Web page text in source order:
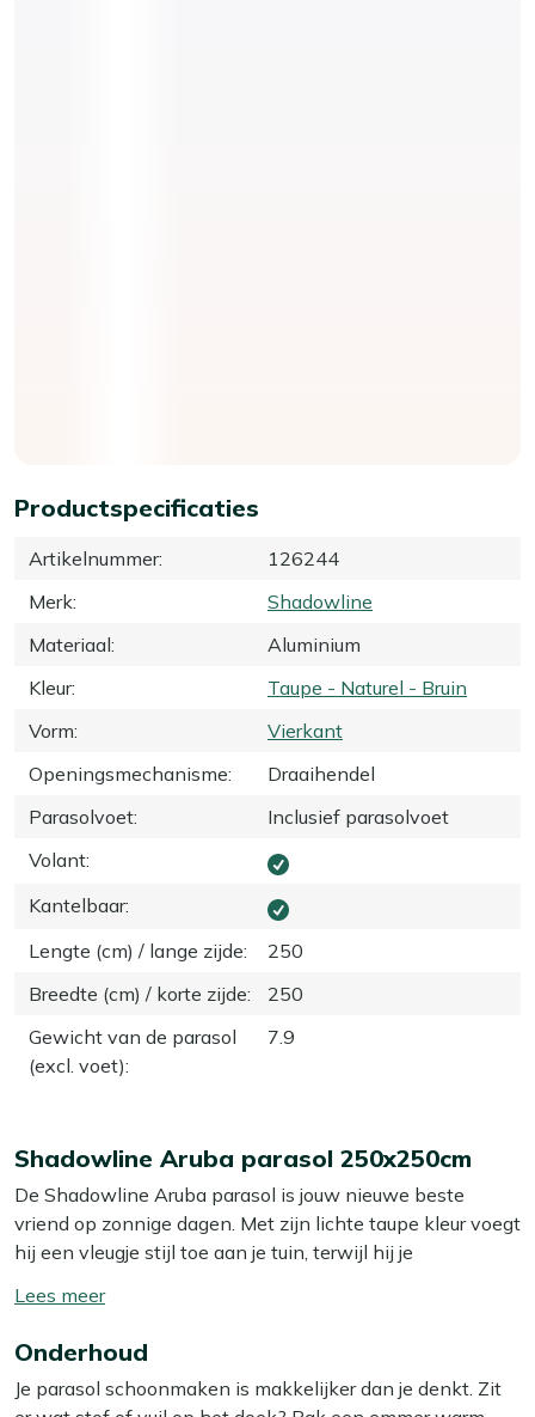
Productspecificaties
Artikelnummer:
126244
Merk:
Shadowline
Materiaal:
Aluminium
Kleur:
Taupe - Naturel - Bruin
Vorm:
Vierkant
Openingsmechanisme:
Draaihendel
Parasolvoet:
Inclusief parasolvoet
Volant:
Kantelbaar:
Lengte (cm) / lange zijde:
250
Breedte (cm) / korte zijde:
250
Gewicht van de parasol
(excl. voet):
7.9
Shadowline Aruba parasol 250x250cm
De Shadowline Aruba parasol is jouw nieuwe beste
vriend op zonnige dagen. Met zijn lichte taupe kleur voegt
hij een vleugje stijl toe aan je tuin, terwijl hij je
niet alleen een lust voor het oog, maar ook ontzettend
een handomdraai, zodat je snel kunt genieten van een
schaduwrijke plek. En met de bijgeleverde voet van 50 kg
Toon/verberg
meer
Onderhoud
Je parasol schoonmaken is makkelijker dan je denkt. Zit